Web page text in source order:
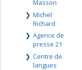
Masson
Michel
Richard
Agence de
presse 21
Centre de
langues